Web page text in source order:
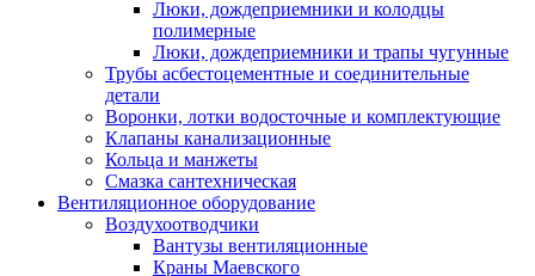
Люки, дождеприемники и колодцы
полимерные
Люки, дождеприемники и трапы чугунные
Трубы асбестоцементные и соединительные
детали
Воронки, лотки водосточные и комплектующие
Клапаны канализационные
Кольца и манжеты
Смазка сантехническая
Вентиляционное оборудование
Воздухоотводчики
Вантузы вентиляционные
Краны Маевского